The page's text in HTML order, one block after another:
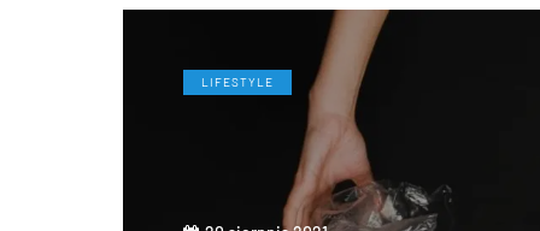
LIFESTYLE